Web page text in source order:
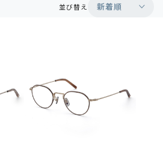
並び替え 新着順